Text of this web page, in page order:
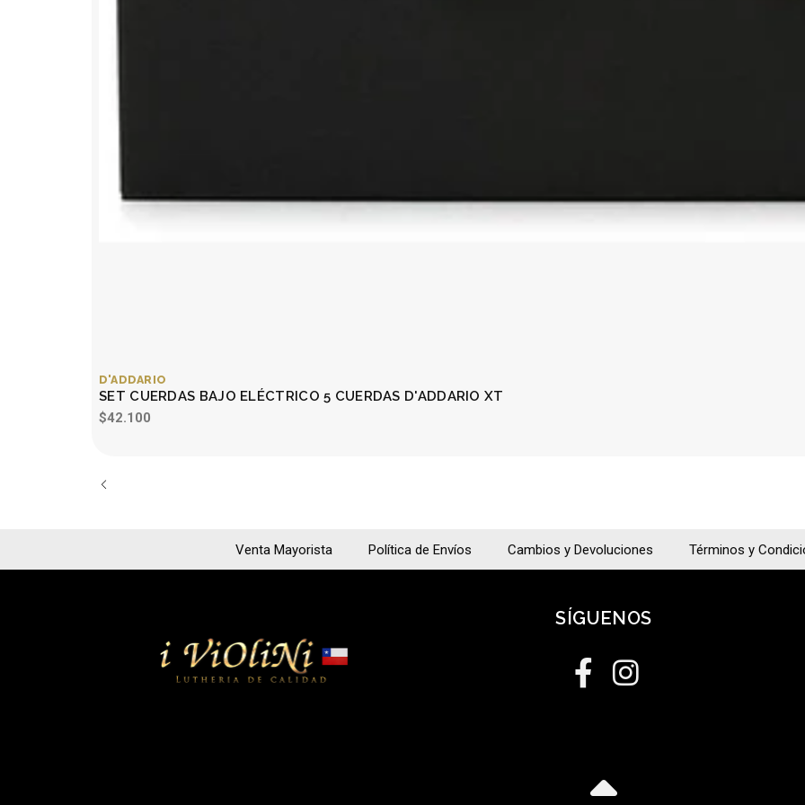
D'ADDARIO
SET CUERDAS BAJO ELÉCTRICO 5 CUERDAS D'ADDARIO XT
$42.100
Venta Mayorista Política de Envíos Cambios y Devoluciones Términos y
SÍGUENOS